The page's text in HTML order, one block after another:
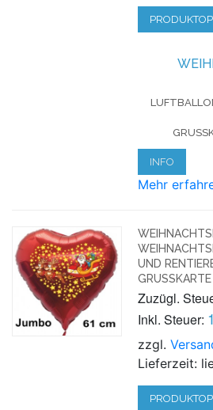
INFO
Mehr
UND
GRUSSKARTE
Zuzügl.
Inkl. Steuer:
zzgl.
Lieferzeit: